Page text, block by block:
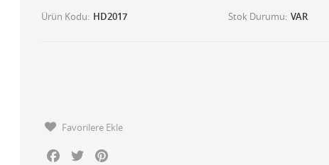
Ürün Kodu HD2017 Stok Durumu VAR
Favorilere Ekle
Facebook
Twitter